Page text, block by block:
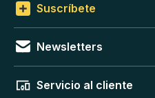
Suscríbete
Newsletters
Servicio al cliente